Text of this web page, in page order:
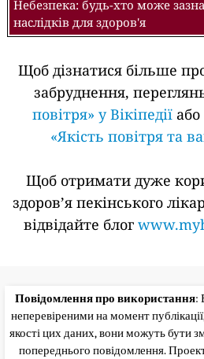
Небезпека: будь-хто може
наслідків для здоров'я
Щоб дізнатися більше
забруднення,
повітря» у Вікіпедіїабо
«Якість повітря та
Щоб отримати дуже
здоров’я пекінського
відвідайте блог
Повідомлення про використання:
неперевіреними на момент
якості цих даних, вони можуть бути
попереднього повідомлення.